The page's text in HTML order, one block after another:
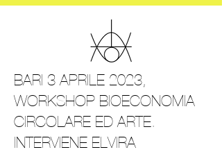
BARI 3 APRILE 2023,
WORKSHOP BIOECONOMIA
CIRCOLARE ED ARTE.
INTERVIENE ELVIRA